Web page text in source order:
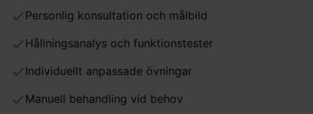
Personlig konsultation och målbild
Hållningsanalys och funktionstester
Individuellt anpassade övningar
Manuell behandling vid behov